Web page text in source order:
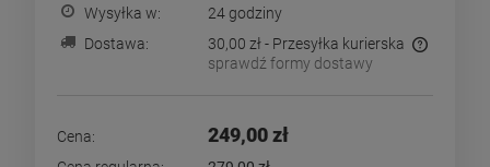
Wysyłka w:
24 godziny
Dostawa:
30,00 zł - Przesyłka kurierska
Cena nie zawiera ewentualnych kosztów płatności
sprawdź formy dostawy
Cena: 249,00 zł